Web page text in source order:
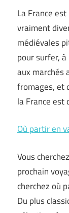
La France
vraiment
médiévales
pour surfer,
aux marchés
fromages, et
la France
Où partir en
Vous
prochain
cherchez où
Du plus